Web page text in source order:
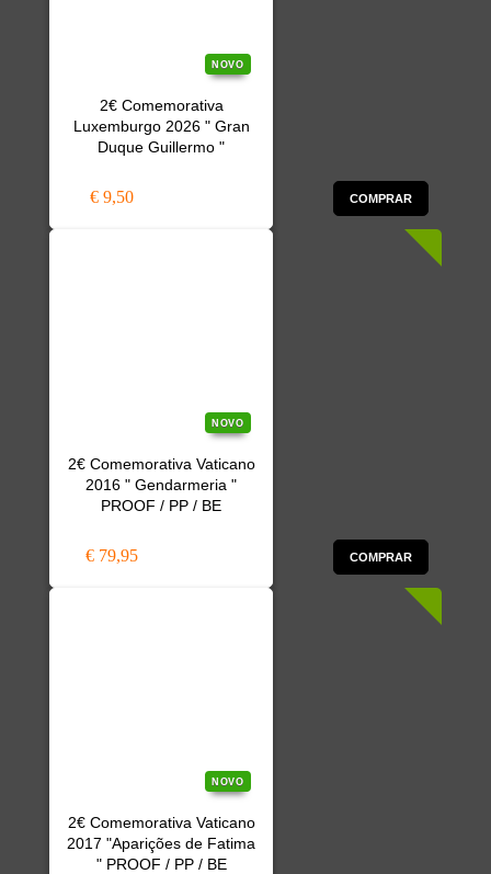
NOVO
2€ Comemorativa
Luxemburgo 2026 " Gran
Duque Guillermo "
€ 9,50 COMPRAR
NOVO
2€ Comemorativa Vaticano
2016 " Gendarmeria "
PROOF / PP / BE
€ 79,95 COMPRAR
NOVO
2€ Comemorativa Vaticano
2017 "Aparições de Fatima
" PROOF / PP / BE